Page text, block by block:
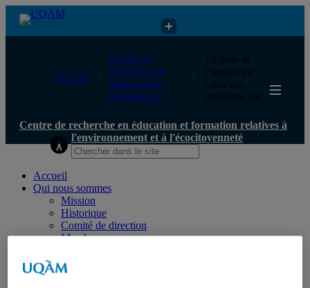
Centre de recherche en éducation et formation relatives à
l'environnement et à l'écocitoyenneté
UQAM
Centre de
recherche en
éducation et
formation r...
Le juste et
l’injuste au
cœur des
questions soc...
Centre de recherche en éducation et formation relatives à
l'environnement et à l'écocitoyenneté
Accueil
Qui nous sommes
Mission
Historique
Comité de direction
Membres